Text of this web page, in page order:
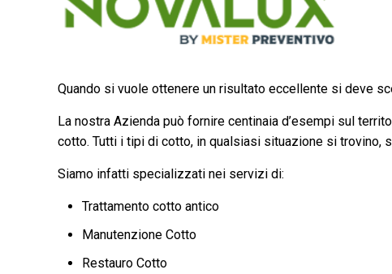
Quando si vuole ottenere un risultato eccellente si deve
La nostra Azienda può fornire centinaia d’esempi sul
cotto. Tutti i tipi di cotto, in qualsiasi situazione si trovino,
Siamo infatti specializzati nei servizi di:
Trattamento cotto antico
Manutenzione Cotto
Restauro Cotto